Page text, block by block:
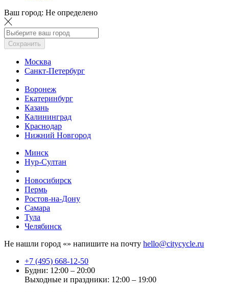
Ваш город: Не определено
Сохранить
Москва
Санкт-Петербург
Воронеж
Екатеринбург
Казань
Калининград
Краснодар
Нижний Новгород
Минск
Нур-Султан
Новосибирск
Пермь
Ростов-на-Дону
Самара
Тула
Челябинск
Не нашли город «» напишите на почту hello@citycycle.ru
+7 (495) 668-12-50
Будни: 12:00 – 20:00
Выходные и праздники: 12:00 – 19:00